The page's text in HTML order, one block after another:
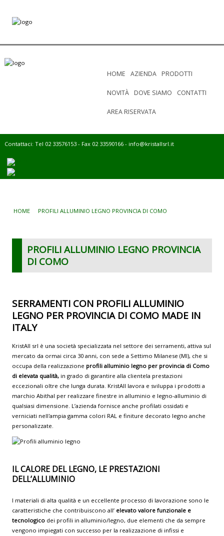
HOME AZIENDA PRODOTTI
NOVITÀ DOVE SIAMO CONTATTI
AREA RISERVATA
Contattaci: Tel 02 33576153 - Fax 02 33590166 - info@kristallsrl.it
HOME PROFILI ALLUMINIO LEGNO PROVINCIA DI COMO
PROFILI ALLUMINIO LEGNO PROVINCIA
DI COMO
SERRAMENTI CON PROFILI ALLUMINIO
LEGNO PER PROVINCIA DI COMO MADE IN
ITALY
KristAll srl è una società specializzata nel settore dei serramenti, attiva sul
mercato da ormai circa 30 anni, con sede a Settimo Milanese (MI), che si
occupa della realizzazione profili alluminio legno per provincia di Como
di elevata qualità,in grado di garantire alla clientela prestazioni
eccezionali oltre che lunga durata. KristAll lavora e sviluppa i prodotti a
marchio Abithal per realizzare finestre in alluminio e legno-alluminio di
qualsiasi dimensione. L’azienda fornisce anche profilati ossidati e
verniciati nell'ampia gamma colori RAL e finiture decorato legno anche
personalizzate.
IL CALORE DEL LEGNO, LE PRESTAZIONI
DELL’ALLUMINIO
I materiali di alta qualità e un eccellente processo di lavorazione sono le
caratteristiche che contribuiscono all’ elevato valore funzionale e
tecnologicodei profili in alluminio/legno, due elementi che da sempre
vengono impiegati con successo per la realizzazione di infissi e